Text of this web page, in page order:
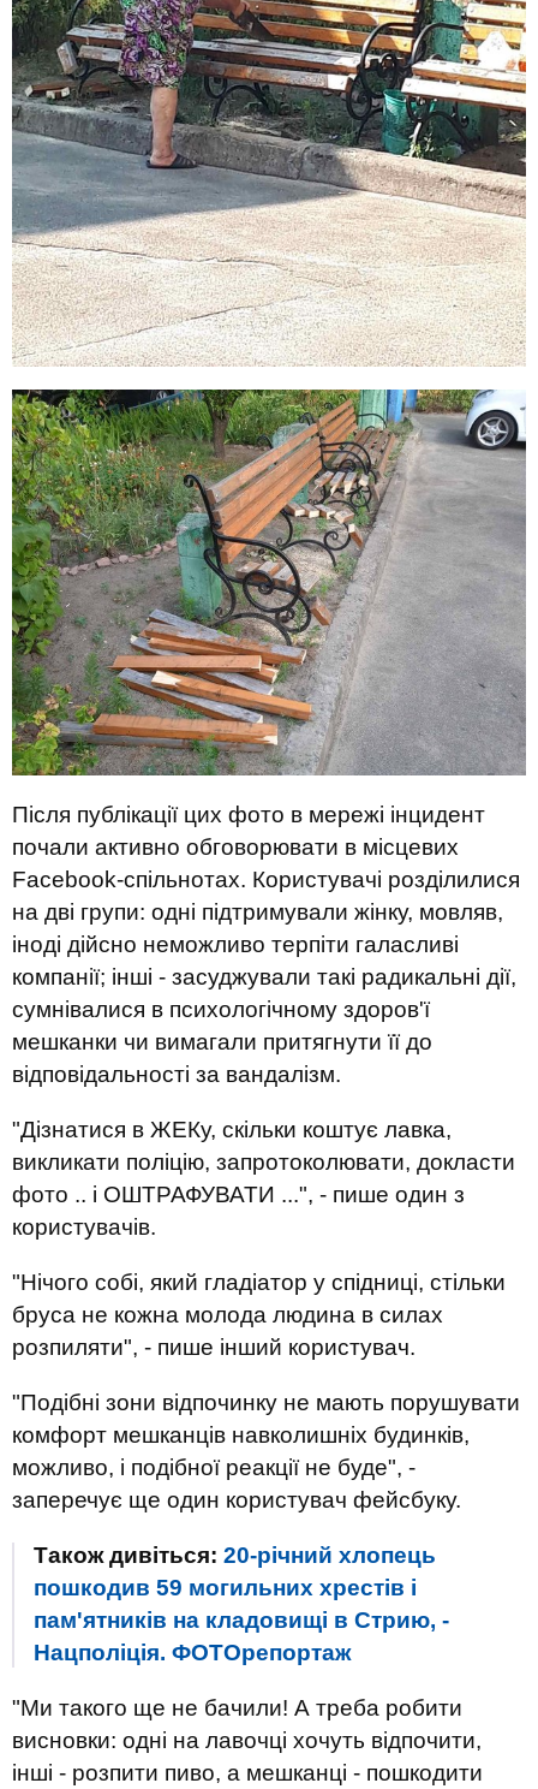
Після публікації цих фото в мережі інцидент
почали активно обговорювати в місцевих
Facebook-спільнотах. Користувачі розділилися
на дві групи: одні підтримували жінку, мовляв,
іноді дійсно неможливо терпіти галасливі
компанії; інші - засуджували такі радикальні дії,
сумнівалися в психологічному здоров'ї
мешканки чи вимагали притягнути її до
відповідальності за вандалізм.
"Дізнатися в ЖЕКу, скільки коштує лавка,
викликати поліцію, запротоколювати, докласти
фото .. і ОШТРАФУВАТИ ...", - пише один з
користувачів.
"Нічого собі, який гладіатор у спідниці, стільки
бруса не кожна молода людина в силах
розпиляти", - пише інший користувач.
"Подібні зони відпочинку не мають порушувати
комфорт мешканців навколишніх будинків,
можливо, і подібної реакції не буде", -
заперечує ще один користувач фейсбуку.
Також дивіться: 20-річний хлопець
пошкодив 59 могильних хрестів і
пам'ятників на кладовищі в Стрию, -
Нацполіція. ФОТОрепортаж
"Ми такого ще не бачили! А треба робити
висновки: одні на лавочці хочуть відпочити,
інші - розпити пиво, а мешканці - пошкодити